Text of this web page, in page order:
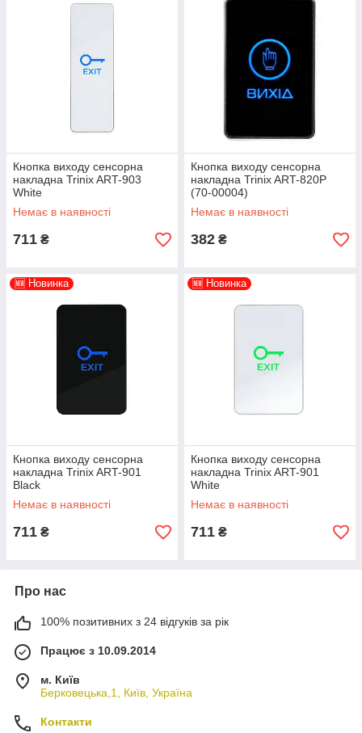
Кнопка виходу сенсорна
накладна Trinix ART-903
White
Немає в наявності
711 ₴
Кнопка виходу сенсорна
накладна Trinix ART-820P
(70-00004)
Немає в наявності
382 ₴
🆕 Новинка
Кнопка виходу сенсорна
накладна Trinix ART-901
Black
Немає в наявності
711 ₴
🆕 Новинка
Кнопка виходу сенсорна
накладна Trinix ART-901
White
Немає в наявності
711 ₴
Про нас
100% позитивних з 24 відгуків за рік
Працює з 10.09.2014
м. Київ
Берковецька,1, Київ, Україна
Контакти